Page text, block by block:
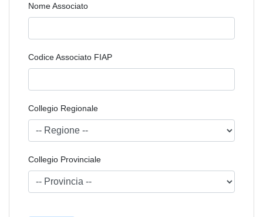
Nome Associato
Codice Associato FIAP
Collegio Regionale
Collegio Provinciale